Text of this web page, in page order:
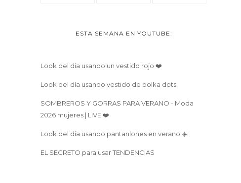
ESTA SEMANA EN YOUTUBE:
Look del día usando un vestido rojo ❤️
Look del día usando vestido de polka dots
SOMBREROS Y GORRAS PARA VERANO - Moda
2026 mujeres | LIVE ❤️
Look del día usando pantanlones en verano ☀️
EL SECRETO para usar TENDENCIAS